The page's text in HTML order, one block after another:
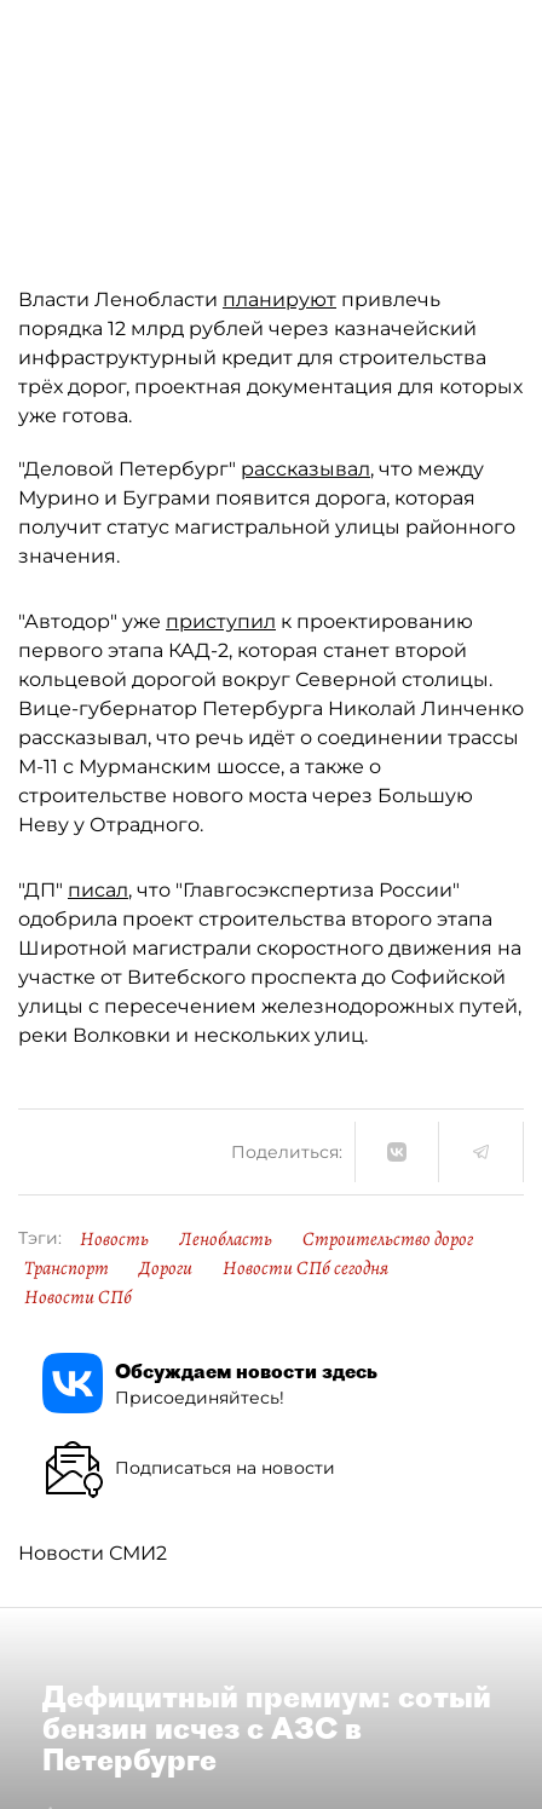
Власти Ленобласти планируют привлечь
порядка 12 млрд рублей через казначейский
инфраструктурный кредит для строительства
трёх дорог, проектная документация для которых
уже готова.
"Деловой Петербург" рассказывал, что между
Мурино и Буграми появится дорога, которая
получит статус магистральной улицы районного
значения.
"Автодор" уже приступил к проектированию
первого этапа КАД-2, которая станет второй
кольцевой дорогой вокруг Северной столицы.
Вице-губернатор Петербурга Николай Линченко
рассказывал, что речь идёт о соединении трассы
М-11 с Мурманским шоссе, а также о
строительстве нового моста через Большую
Неву у Отрадного.
"ДП" писал, что "Главгосэкспертиза России"
одобрила проект строительства второго этапа
Широтной магистрали скоростного движения на
участке от Витебского проспекта до Софийской
улицы с пересечением железнодорожных путей,
реки Волковки и нескольких улиц.
Поделиться:
Тэги: Новость Ленобласть
Строительство дорог
Транспорт
Дороги
Новости СПб сегодня
Новости СПб
Обсуждаем новости здесь
Присоединяйтесь!
Подписаться на новости
Новости СМИ2
Дефицитный премиум: сотый
бензин исчез с АЗС в
Петербурге